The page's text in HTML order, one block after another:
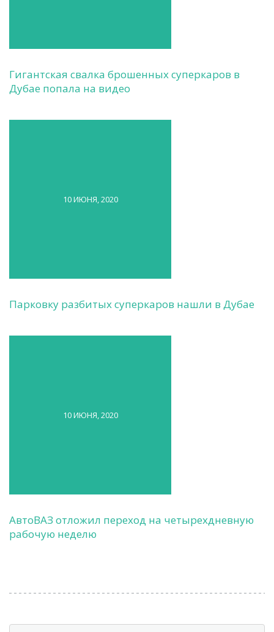
Гигантская свалка брошенных суперкаров в
Дубае попала на видео
10 ИЮНЯ, 2020
Парковку разбитых суперкаров нашли в Дубае
10 ИЮНЯ, 2020
АвтоВАЗ отложил переход на четырехдневную
рабочую неделю